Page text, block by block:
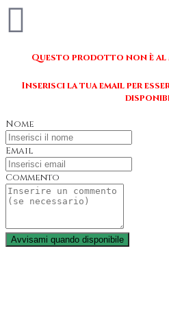
Questo prodotto non è al
Inserisci la tua email per
Nome
Email
Commento
Avvisami quando disponibile